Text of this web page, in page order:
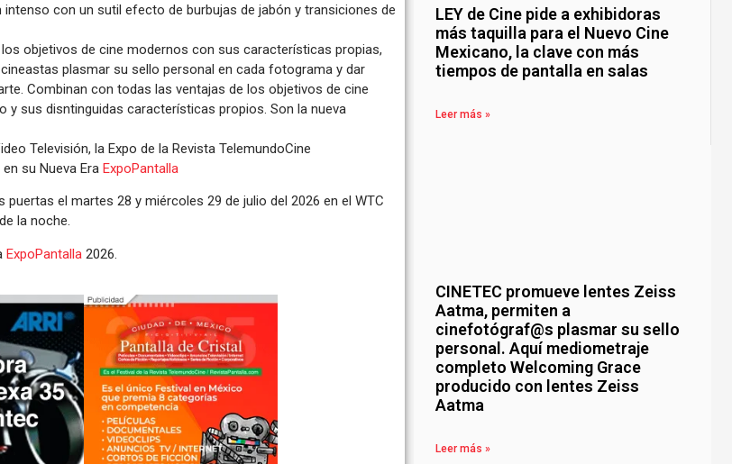
intenso con un sutil efecto de burbujas de jabón y transiciones de
objetivos de cine modernos con sus características propias,
plasmar su sello personal en cada fotograma y dar
Combinan con todas las ventajas de los objetivos de cine
y sus disntinguidas características propios. Son la nueva
Televisión, la Expo de la Revista TelemundoCine
su Nueva Era ExpoPantalla
puertas el martes 28 y miércoles 29 de julio del 2026 en el WTC
la noche.
ExpoPantalla 2026.
LEY de Cine pide a exhibidoras
más taquilla para el Nuevo Cine
Mexicano, la clave con más
tiempos de pantalla en salas
Leer más »
CINETEC promueve lentes Zeiss
Aatma, permiten a
cinefotógraf@s plasmar su sello
personal. Aquí mediometraje
completo Welcoming Grace
producido con lentes Zeiss
Aatma
Leer más »